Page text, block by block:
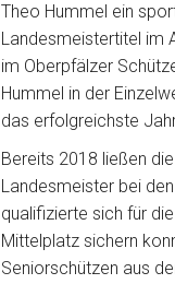
Theo Hummel ein
Landesmeistertitel im
im Oberpfälzer
Hummel in der
das erfolgreichste
Bereits 2018 ließen
Landesmeister bei
qualifizierte sich für
Mittelplatz sichern
Seniorschützen aus